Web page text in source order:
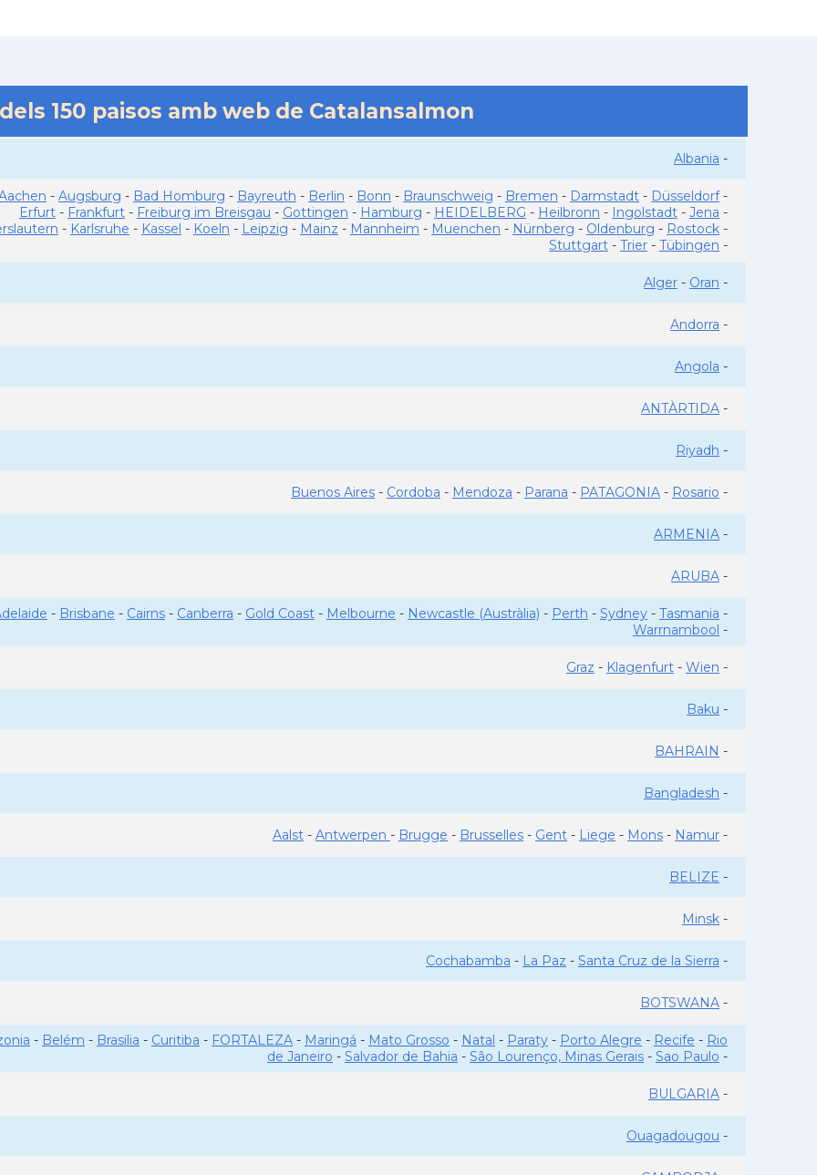
150 paisos amb web de Catalansalmon
Albania -
- Augsburg - Bad Homburg - Bayreuth - Berlin - Bonn - Braunschweig - Bremen - Darmstadt - Düsseldorf-
Erfurt - Frankfurt - Freiburg im Breisgau - Gottingen - Hamburg - HEIDELBERG - Heilbronn - Ingolstadt - Jena -
- Karlsruhe - Kassel - Koeln - Leipzig - Mainz - Mannheim - Muenchen - Nürnberg - Oldenburg - Rostock -
Stuttgart - Trier - Tübingen -
Alger - Oran -
Andorra -
Angola -
ANTÀRTIDA -
Riyadh -
Buenos Aires - Cordoba - Mendoza - Parana - PATAGONIA - Rosario -
ARMENIA -
ARUBA -
- Brisbane - Cairns - Canberra - Gold Coast - Melbourne - Newcastle (Austràlia) - Perth - Sydney - Tasmania -
Warrnambool -
Graz - Klagenfurt - Wien -
Baku -
BAHRAIN -
Bangladesh -
Aalst - Antwerpen - Brugge - Brusselles - Gent - Liege - Mons - Namur -
BELIZE -
Minsk -
Cochabamba - La Paz - Santa Cruz de la Sierra -
BOTSWANA -
- Belém - Brasilia - Curitiba - FORTALEZA - Maringá - Mato Grosso - Natal - Paraty - Porto Alegre - Recife - Rio
de Janeiro - Salvador de Bahia - São Lourenço, Minas Gerais - Sao Paulo -
BULGARIA -
Ouagadougou -